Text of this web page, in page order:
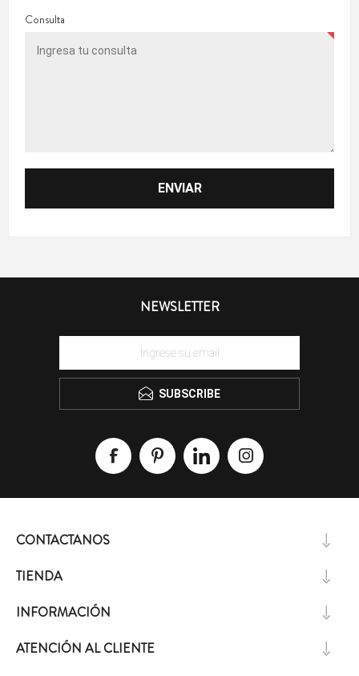
Consulta
NEWSLETTER
SUBSCRIBE
CONTACTANOS
TIENDA
INFORMACIÓN
ATENCIÓN AL CLIENTE